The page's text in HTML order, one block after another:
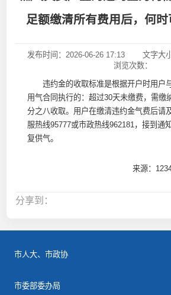
足额缴清所有费用后，何时
发布时间： 2026-06-26 17:13 文字大
浏览次数：
违约金的收取标准是根据开户时用户
用气合同执行的：超过30天未缴费，需缴
分之八收取。用户在缴清违约金气费后请
服热线95777或市政热线962181，接到通
复供气。
来源：
分享到：
市人大、市政协
市委部委办局